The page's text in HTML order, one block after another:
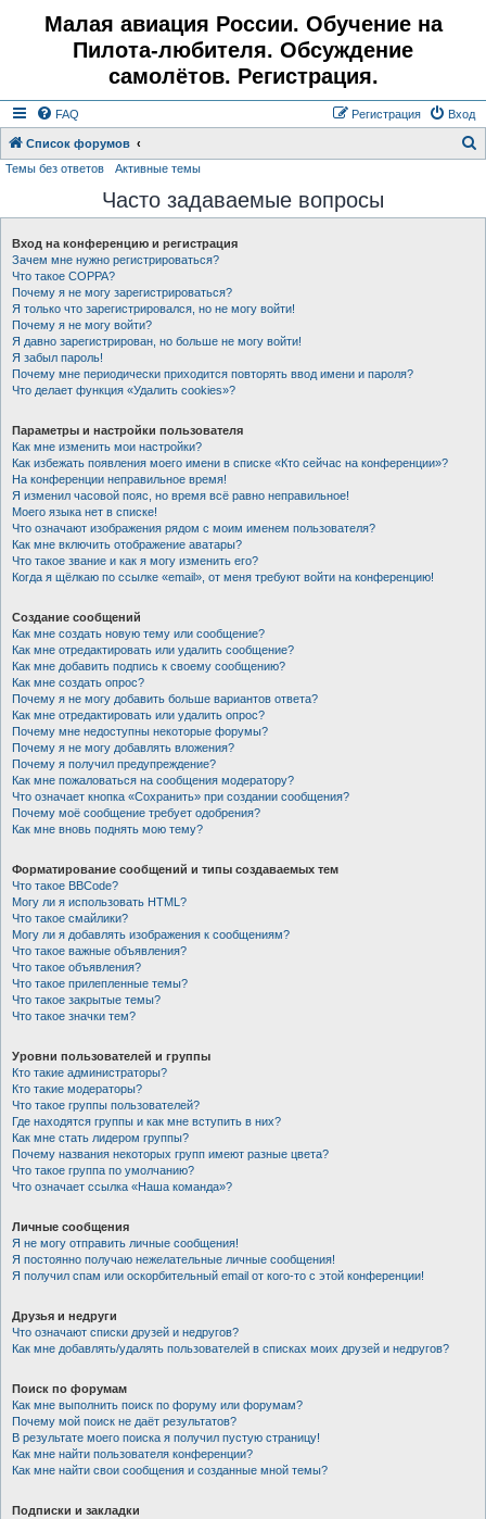
Малая авиация России. Обучение на
Пилота-любителя. Обсуждение
самолётов. Регистрация.
FAQ Вход
Регистрация
Список форумов
с
Темы без ответов Активные темы
Часто задаваемые вопросы
Вход на конференцию и регистрация
Зачем мне нужно регистрироваться?
Что такое COPPA?
Почему я не могу зарегистрироваться?
Я только что зарегистрировался, но не могу войти!
Почему я не могу войти?
Я давно зарегистрирован, но больше не могу войти!
Я забыл пароль!
Почему мне периодически приходится повторять ввод имени и пароля?
Что делает функция «Удалить cookies»?
Параметры и настройки пользователя
Как мне изменить мои настройки?
Как избежать появления моего имени в списке «Кто сейчас на конференции»?
На конференции неправильное время!
Я изменил часовой пояс, но время всё равно неправильное!
Моего языка нет в списке!
Что означают изображения рядом с моим именем пользователя?
Как мне включить отображение аватары?
Что такое звание и как я могу изменить его?
Когда я щёлкаю по ссылке «email», от меня требуют войти на конференцию!
Создание сообщений
Как мне создать новую тему или сообщение?
Как мне отредактировать или удалить сообщение?
Как мне добавить подпись к своему сообщению?
Как мне создать опрос?
Почему я не могу добавить больше вариантов ответа?
Как мне отредактировать или удалить опрос?
Почему мне недоступны некоторые форумы?
Почему я не могу добавлять вложения?
Почему я получил предупреждение?
Как мне пожаловаться на сообщения модератору?
Что означает кнопка «Сохранить» при создании сообщения?
Почему моё сообщение требует одобрения?
Как мне вновь поднять мою тему?
Форматирование сообщений и типы создаваемых тем
Что такое BBCode?
Могу ли я использовать HTML?
Что такое смайлики?
Могу ли я добавлять изображения к сообщениям?
Что такое важные объявления?
Что такое объявления?
Что такое прилепленные темы?
Что такое закрытые темы?
Что такое значки тем?
Уровни пользователей и группы
Кто такие администраторы?
Кто такие модераторы?
Что такое группы пользователей?
Где находятся группы и как мне вступить в них?
Как мне стать лидером группы?
Почему названия некоторых групп имеют разные цвета?
Что такое группа по умолчанию?
Что означает ссылка «Наша команда»?
Личные сообщения
Я не могу отправить личные сообщения!
Я постоянно получаю нежелательные личные сообщения!
Я получил спам или оскорбительный email от кого-то с этой конференции!
Друзья и недруги
Что означают списки друзей и недругов?
Как мне добавлять/удалять пользователей в списках моих друзей и недругов?
Поиск по форумам
Как мне выполнить поиск по форуму или форумам?
Почему мой поиск не даёт результатов?
В результате моего поиска я получил пустую страницу!
Как мне найти пользователя конференции?
Как мне найти свои сообщения и созданные мной темы?
Подписки и закладки